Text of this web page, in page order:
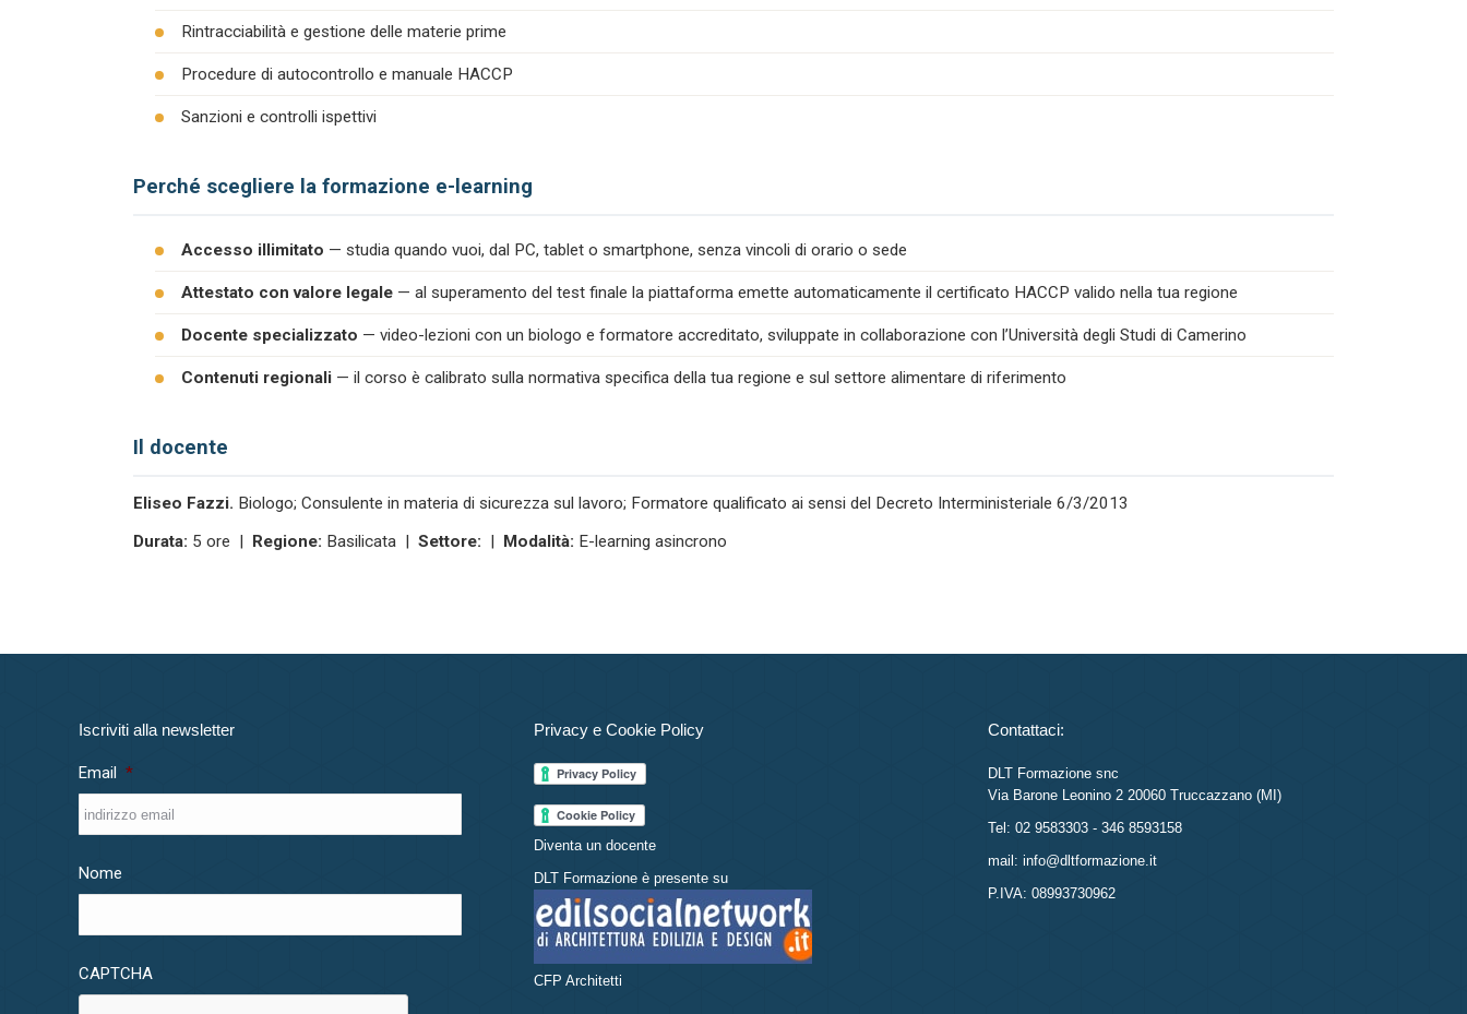
Rintracciabilità e gestione delle materie prime
Procedure di autocontrollo e manuale HACCP
Sanzioni e controlli ispettivi
Perché scegliere la formazione e-learning
Accesso illimitato — studia quando vuoi, dal PC, tablet o smartphone, senza vincoli di orario o sede
Attestato con valore legale — al superamento del test finale la piattaforma emette automaticamente il certificato HACCP valido nella tua regione
Docente specializzato — video-lezioni con un biologo e formatore accreditato, sviluppate in collaborazione con l’Università degli Studi di Camerino
Contenuti regionali — il corso è calibrato sulla normativa specifica della tua regione e sul settore alimentare di riferimento
Il docente
Eliseo Fazzi. Biologo; Consulente in materia di sicurezza sul lavoro; Formatore qualificato ai sensi del Decreto Interministeriale 6/3/2013
Durata: 5 ore | Regione: Basilicata | Settore: | Modalità: E-learning asincrono
Iscriviti alla newsletter
Email *
Nome
CAPTCHA
Privacy e Cookie Policy
Diventa un docente
DLT Formazione è presente su
CFP Architetti
Contattaci:
DLT Formazione snc
Via Barone Leonino 2 20060 Truccazzano (MI)
Tel: 02 9583303 - 346 8593158
mail: info@dltformazione.it
P.IVA: 08993730962